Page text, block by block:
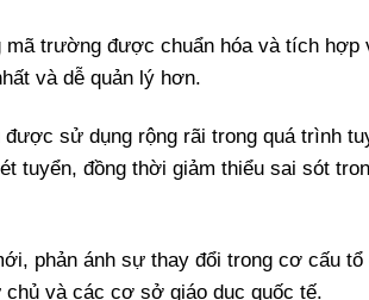
mã trường được chuẩn hóa và tích
và dễ quản lý hơn.
sử dụng rộng rãi trong quá trình
tuyển, đồng thời giảm thiểu sai sót
phản ánh sự thay đổi trong cơ cấu
và các cơ sở giáo dục quốc tế.